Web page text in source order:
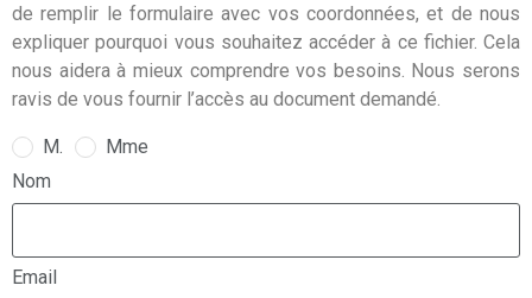
de remplir le formulaire avec vos coordonnées, et de nous
expliquer pourquoi vous souhaitez accéder à ce fichier. Cela
nous aidera à mieux comprendre vos besoins. Nous serons
ravis de vous fournir l’accès au document demandé.
M.
Mme
Nom
Email